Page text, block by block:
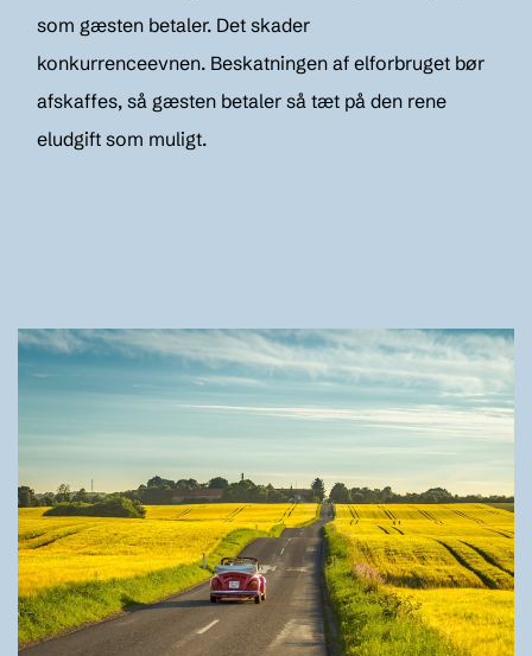
som gæsten betaler. Det skader
konkurrenceevnen. Beskatningen af elforbruget bør
afskaffes, så gæsten betaler så tæt på den rene
eludgift som muligt.